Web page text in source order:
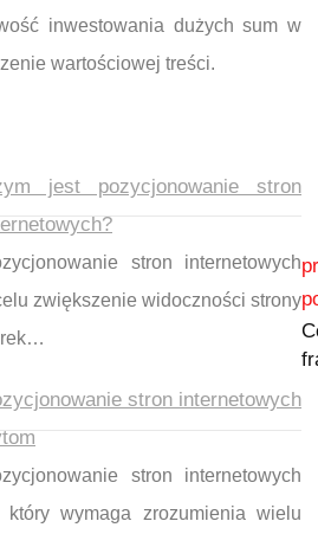
inwestowania dużych sum w
wartościowej treści.
jest pozycjonowanie stron
stron internetowych
zwiększenie widoczności strony
stron internetowych
stron internetowych
wymaga zrozumienia wielu